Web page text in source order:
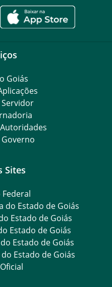
Goiás
Governo
Sites
do Estado de Goiás
Estado de Goiás
Estado de Goiás
Estado de Goiás
Estado de Goiás